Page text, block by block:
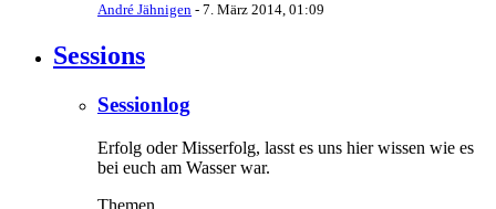
André Jähnigen - 7. März 2014, 01:09
Sessions
Sessionlog
Erfolg oder Misserfolg, lasst es uns hier wissen wie es
bei euch am Wasser war.
Themen